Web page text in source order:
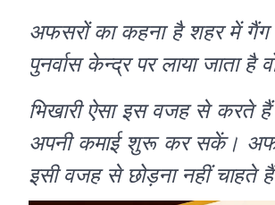
अफसरों का कहना है शहर में गैंग
पुनर्वास केन्द्र पर लाया जाता
भिखारी ऐसा इस वजह से करते
अपनी कमाई शुरू कर सकें।
इसी वजह से छोड़ना नहीं चाहते